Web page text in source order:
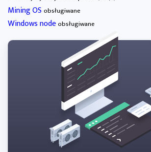
Mining OS obsługiwane
Windows nodeobsługiwane